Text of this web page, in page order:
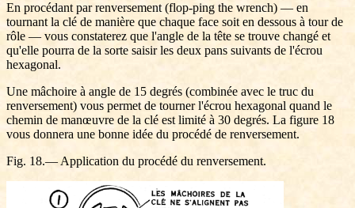
En procédant par renversement (flop-ping the wrench) — en
tournant la clé de manière que chaque face soit en dessous à tour de
rôle — vous constaterez que l'angle de la tête se trouve changé et
qu'elle pourra de la sorte saisir les deux pans suivants de l'écrou
hexagonal.
Une mâchoire à angle de 15 degrés (combinée avec le truc du
renversement) vous permet de tourner l'écrou hexagonal quand le
chemin de manœuvre de la clé est limité à 30 degrés. La figure 18
vous donnera une bonne idée du procédé de renversement.
Fig. 18.— Application du procédé du renversement.